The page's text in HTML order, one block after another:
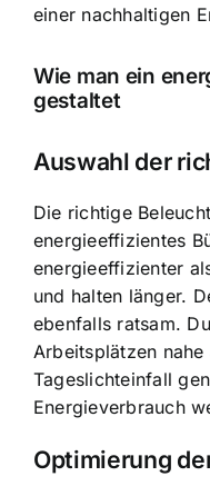
einer nachhaltigen
Wie man ein
gestaltet
Auswahl der
Die richtige
energieeffizientes
energieeffizienter
und halten länger.
ebenfalls ratsam.
Arbeitsplätzen nahe
Tageslichteinfall
Energieverbrauch
Optimierung